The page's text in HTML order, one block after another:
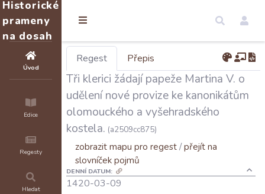
Historické
prameny
na dosah
Úvod
Edice
Regesty
Hledat
Regest Přepis
Tři klerici žádají papeže Martina V. o
udělení nové provize ke kanonikátům
olomouckého a vyšehradského
kostela. (a2509cc875)
zobrazit mapu pro regest/přejít na
slovníček pojmů
DENNÍ DATUM:
1420-03-09